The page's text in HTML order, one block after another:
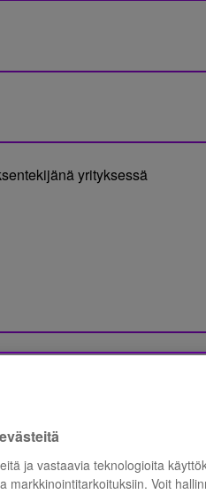
yrityksessä
Finland Oyj:n
ja vastaavia teknologioita
markkinointitarkoituksiin. Voit